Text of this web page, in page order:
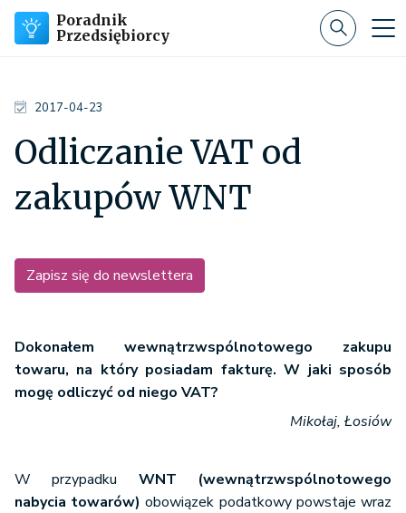
Poradnik
Przedsiębiorcy
2017-04-23
Odliczanie VAT od
zakupów WNT
Zapisz się do newslettera
Dokonałem wewnątrzwspólnotowego zakupu
towaru, na który posiadam fakturę. W jaki sposób
mogę odliczyć od niego VAT?
Mikołaj, Łosiów
W przypadku WNT
(wewnątrzwspólnotowego
nabycia towarów) obowiązek podatkowy powstaje wraz